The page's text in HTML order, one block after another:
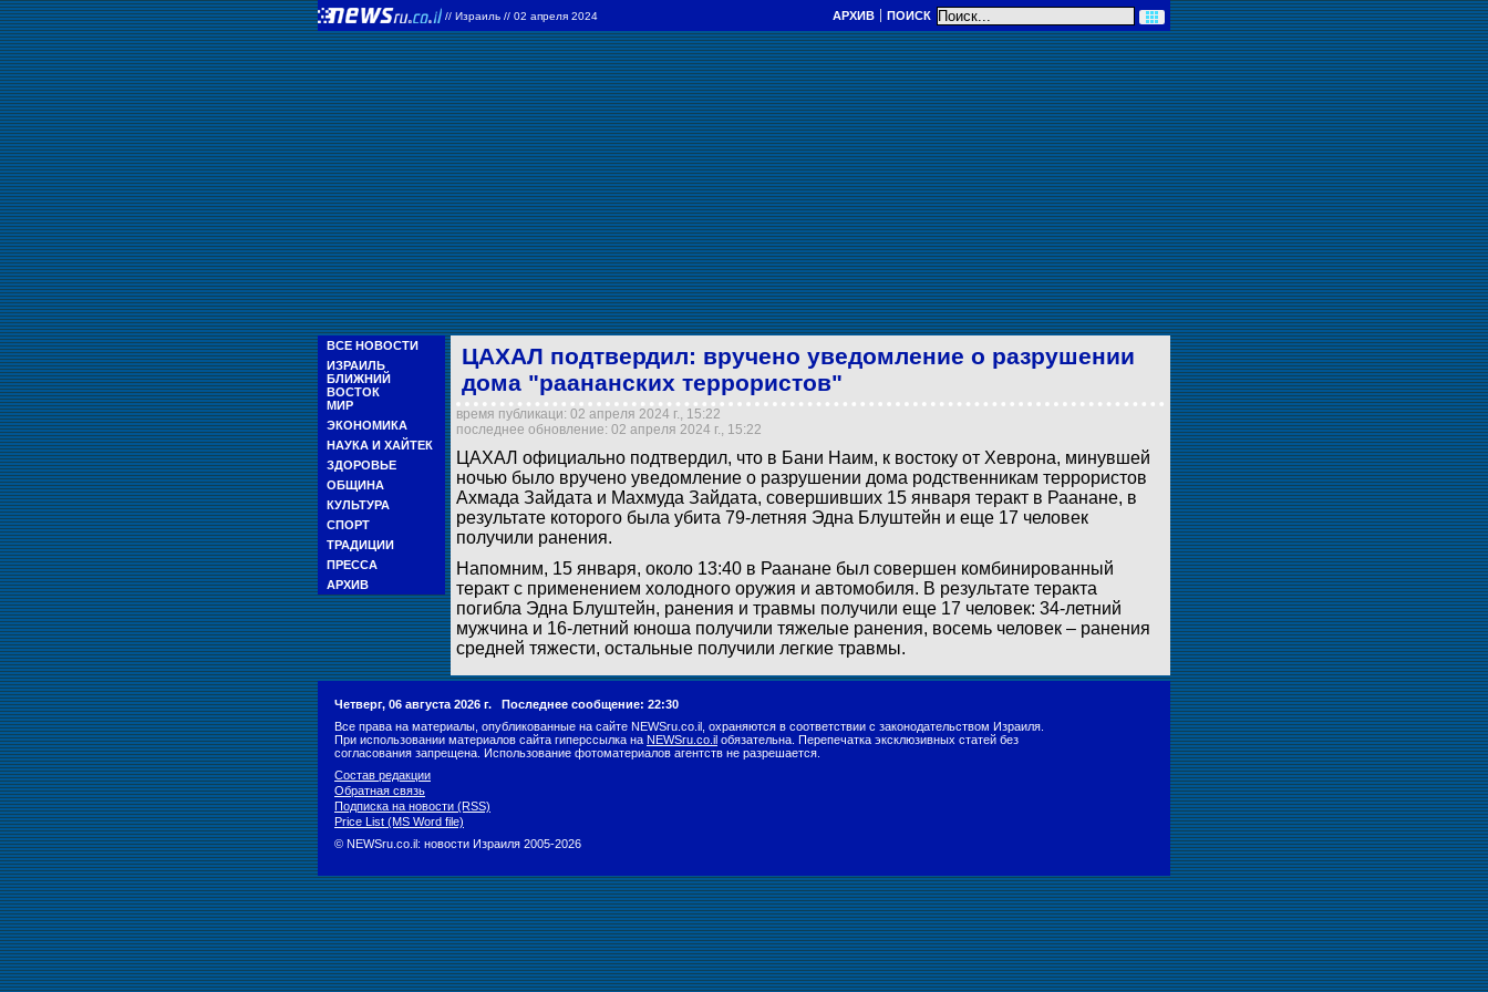
// Израиль // 02 апреля 2024 АРХИВ ПОИСК
ВСЕ НОВОСТИ
ИЗРАИЛЬ
БЛИЖНИЙ
ВОСТОК
МИР
ЭКОНОМИКА
НАУКА И ХАЙТЕК
ЗДОРОВЬЕ
ОБЩИНА
КУЛЬТУРА
СПОРТ
ТРАДИЦИИ
ПРЕССА
АРХИВ
ЦАХАЛ подтвердил: вручено уведомление о разрушении
дома "раананских террористов"
время публикаци: 02 апреля 2024 г., 15:22
последнее обновление: 02 апреля 2024 г., 15:22
ЦАХАЛ официально подтвердил, что в Бани Наим, к востоку от Хеврона, минувшей
ночью было вручено уведомление о разрушении дома родственникам террористов
Ахмада Зайдата и Махмуда Зайдата, совершивших 15 января теракт в Раанане, в
результате которого была убита 79-летняя Эдна Блуштейн и еще 17 человек
получили ранения.
Напомним, 15 января, около 13:40 в Раанане был совершен комбинированный
теракт с применением холодного оружия и автомобиля. В результате теракта
погибла Эдна Блуштейн, ранения и травмы получили еще 17 человек: 34-летний
мужчина и 16-летний юноша получили тяжелые ранения, восемь человек – ранения
средней тяжести, остальные получили легкие травмы.
Четверг, 06 августа 2026 г. Последнее сообщение: 22:30
Все права на материалы, опубликованные на сайте NEWSru.co.il, охраняются в соответствии с законодательством Израиля.
При использовании материалов сайта гиперссылка на NEWSru.co.il обязательна. Перепечатка эксклюзивных статей без
согласования запрещена. Использование фотоматериалов агентств не разрешается.
Состав редакции
Обратная связь
Подписка на новости (RSS)
Price List (MS Word file)
© NEWSru.co.il: новости Израиля 2005-2026